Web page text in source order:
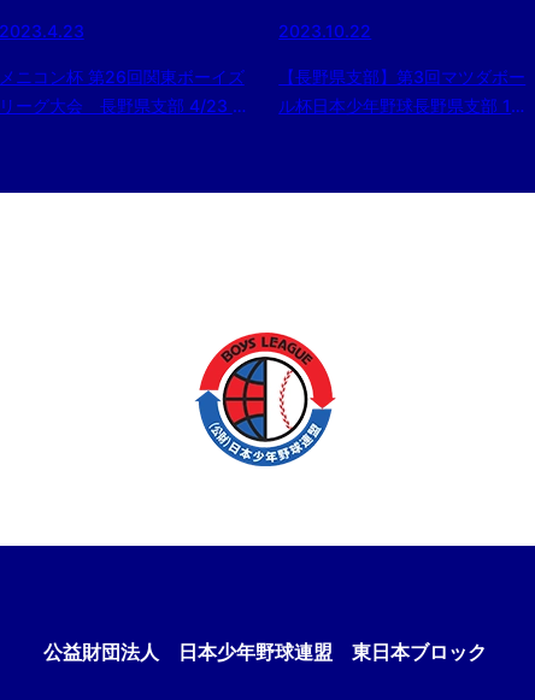
2023.4.23
メニコン杯 第26回関東ボーイズ
リーグ大会 長野県支部 4/23 試
2023.10.22
【長野県支部】第3回マツダボー
ル杯日本少年野球長野県支部 1年
公益財団法人 日本少年野球連盟 東日本ブロック